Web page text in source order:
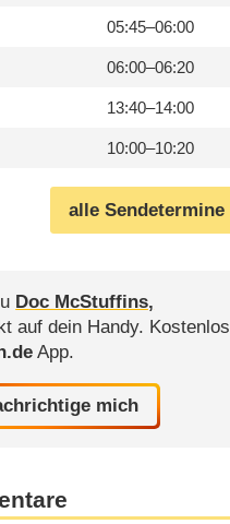
05:45–06:00
06:00–06:20
13:40–14:00
10:00–10:20
alle Sendetermine
Doc McStuffins,
auf dein Handy. Kostenlos
App.
mich